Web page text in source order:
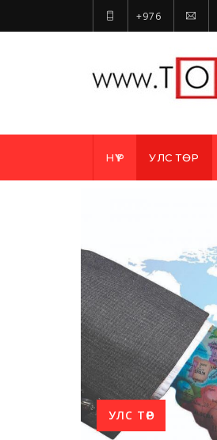
+976
НҮҮР УЛС ТӨР
УЛС ТӨР